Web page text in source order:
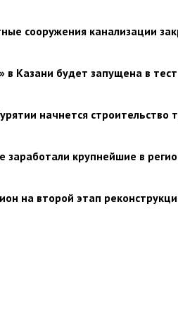
сооружения канализации
в Казани будет запущена в
начнется
заработали крупнейшие в
на второй этап